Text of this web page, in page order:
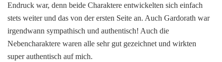
Endruck war, denn beide Charaktere entwickelten sich einfach
stets weiter und das von der ersten Seite an. Auch Gardorath war
irgendwann sympathisch und authentisch! Auch die
Nebencharaktere waren alle sehr gut gezeichnet und wirkten
super authentisch auf mich.